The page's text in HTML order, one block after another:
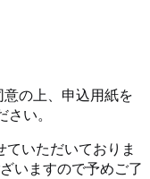
意の上、申込用紙を
さい。
ていただいておりま
いますので予めご了